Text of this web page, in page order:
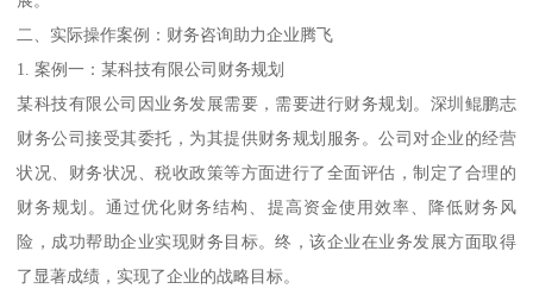
二、实际操作案例：财务咨询助力企业腾飞
1. 案例一：某科技有限公司财务规划
某科技有限公司因业务发展需要，需要进行财务规划。深圳鲲鹏志
财务公司接受其委托，为其提供财务规划服务。公司对企业的经营
状况、财务状况、税收政策等方面进行了全面评估，制定了合理的
财务规划。通过优化财务结构、提高资金使用效率、降低财务风
险，成功帮助企业实现财务目标。终，该企业在业务发展方面取得
了显著成绩，实现了企业的战略目标。